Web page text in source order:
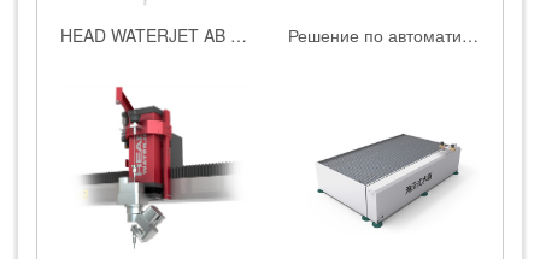
HEAD WATERJET AB пятиосевая система резки Решение по автоматизированному водяному резанию углеродного волокна с использованием HEAD WATERJET